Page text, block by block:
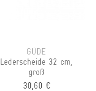
GÜDE
Lederscheide 32 cm,
groß
30,60 €